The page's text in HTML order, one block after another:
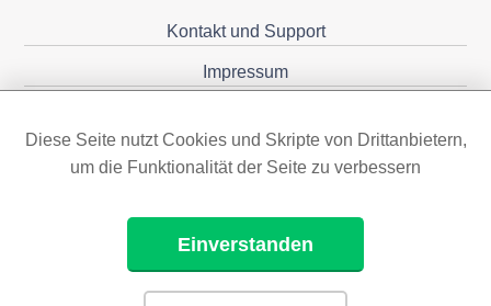
Kontakt und Support
Impressum
Diese Seite nutzt Cookies und Skripte von Drittanbietern,
um die Funktionalität der Seite zu verbessern
Einverstanden